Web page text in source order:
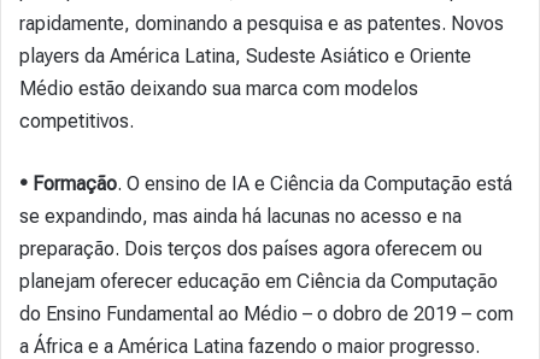
rapidamente, dominando a pesquisa e as patentes. Novos
players da América Latina, Sudeste Asiático e Oriente
Médio estão deixando sua marca com modelos
competitivos.
• Formação. O ensino de IA e Ciência da Computação está
se expandindo, mas ainda há lacunas no acesso e na
preparação. Dois terços dos países agora oferecem ou
planejam oferecer educação em Ciência da Computação
do Ensino Fundamental ao Médio – o dobro de 2019 – com
a África e a América Latina fazendo o maior progresso.